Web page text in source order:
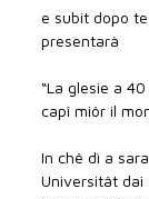
e subit dopo
presentarà
“La glesie a
capî miôr il
In chê dì a
Universitât dai